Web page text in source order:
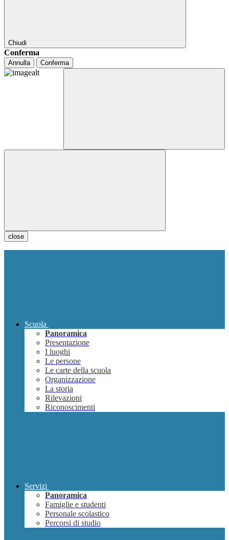
Chiudi
Conferma
Annulla Conferma
close
Scuola
Panoramica
Presentazione
I luoghi
Le persone
Le carte della scuola
Organizzazione
La storia
Rilevazioni
Riconoscimenti
Servizi
Panoramica
Famiglie e studenti
Personale scolastico
Percorsi di studio